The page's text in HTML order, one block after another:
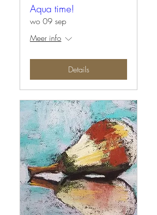
Aqua time!
wo 09 sep
Meer info
Details